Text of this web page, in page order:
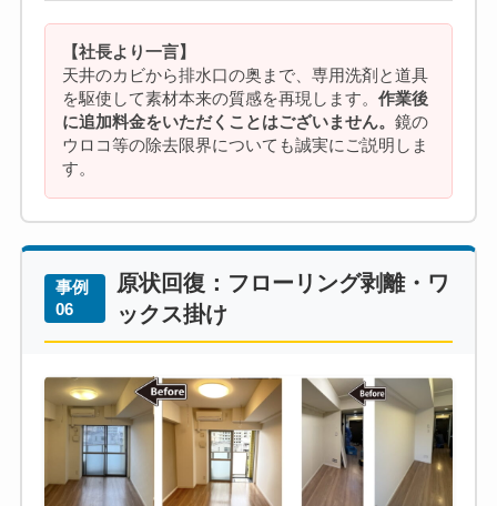
【社長より一言】
天井のカビから排水口の奥まで、専用洗剤と道具
を駆使して素材本来の質感を再現します。 作業後
に追加料金をいただくことはございません。 鏡の
ウロコ等の除去限界についても誠実にご説明しま
す。
事例
06
原状回復：フローリング剥離・ワ
ックス掛け